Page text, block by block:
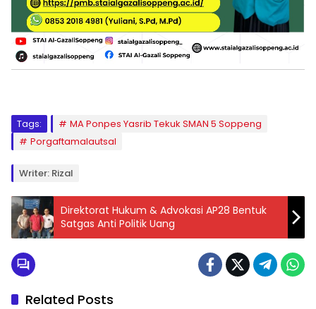
Tags:
MA Ponpes Yasrib Tekuk SMAN 5 Soppeng
Porgaftamalautsal
Writer: Rizal
Direktorat Hukum & Advokasi AP28 Bentuk
Satgas Anti Politik Uang
Related Posts